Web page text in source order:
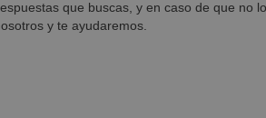
que buscas, y en caso de que no
y te ayudaremos.